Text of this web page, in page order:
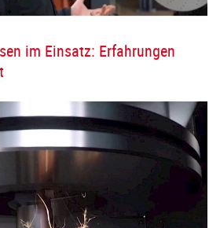
im Einsatz: Erfahrungen